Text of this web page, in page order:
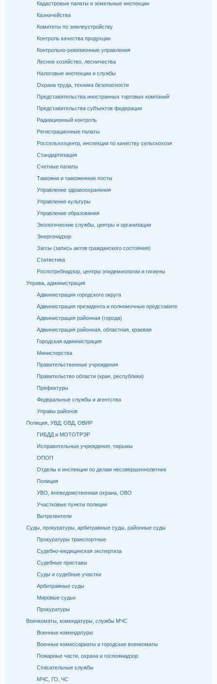
Кадастровые палаты и земельные инспекции
Казначейства
Комитеты по землеустройству
Контроль качества продукции
Контрольно-ревизионные управления
Лесное хозяйство, лесничества
Налоговые инспекции и службы
Охрана труда, техника безопасности
Представительства иностранных торговых компаний
Представительства субъектов федерации
Радиационный контроль
Регистрационные палаты
Россельхозцентр, инспекции по качеству сельскохозя
Стандартизация
Счетные палаты
Таможни и таможенные посты
Управление здравоохранения
Управление культуры
Управление образования
Экологические службы, центры и организации
Энергонадзор
Загсы (запись актов гражданского состояния)
Статистика
Роспотребнадзор, центры эпидемиологии и гигиены
Управа, администрация
Администрация городского округа
Администрация президента и полномочные представите
Администрация районная (города)
Администрация районная, областная, краевая
Городская администрация
Министерства
Правительственные учреждения
Правительство области (края, республики)
Префектуры
Федеральные службы и агентства
Управы районов
Полиция, УВД, ОВД, ОВИР
ГИБДД и МОТОТРЭР
Исправительные учреждения, тюрьмы
ОПОП
Отделы и инспекции по делам несовершеннолетних
Полиция
УВО, вневедомственная охрана, ОВО
Участковые пункты полиции
Вытрезвители
Суды, прокуратуры, арбитражные суды, районные суды
Прокуратуры транспортные
Судебно-медицинская экспертиза
Судебные приставы
Суды и судебные участки
Арбитражные суды
Мировые судьи
Прокуратуры
Военкоматы, комендатуры, службы МЧС
Военные комендатуры
Военные комиссариаты и городские военкоматы
Пожарные части, охрана и госпожнадзор
Спасательные службы
МЧС, ГО, ЧС